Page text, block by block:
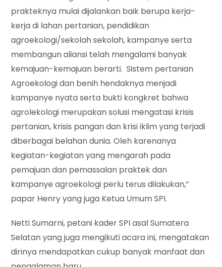
prakteknya mulai dijalankan baik berupa kerja-
kerja di lahan pertanian, pendidikan
agroekologi/sekolah sekolah, kampanye serta
membangun aliansi telah mengalami banyak
kemajuan-kemajuan berarti. Sistem pertanian
Agroekologi dan benih hendaknya menjadi
kampanye nyata serta bukti kongkret bahwa
agrolekologi merupakan solusi mengatasi krisis
pertanian, krisis pangan dan krisi iklim yang terjadi
diberbagai belahan dunia. Oleh karenanya
kegiatan-kegiatan yang mengarah pada
pemajuan dan pemassalan praktek dan
kampanye agroekologi perlu terus dilakukan,”
papar Henry yang juga Ketua Umum SPI.
Netti Sumarni, petani kader SPI asal Sumatera
Selatan yang juga mengikuti acara ini, mengatakan
dirinya mendapatkan cukup banyak manfaat dan